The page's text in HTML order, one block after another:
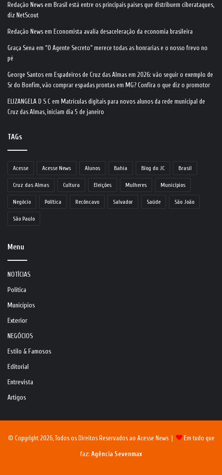
Redação News em Brasil está entre os principais países que distribuem ciberataques,
diz NetScout
Redação News em Economista avalia desaceleração da economia brasileira
Graça Sena em “O Agente Secreto” merece todas as honrarias e o nosso frevo no
pé
George Santos em Espadeiros de Cruz das Almas em 2026: vão seguir o exemplo de
Sr do Bonfim, vão comprar espadas prontas em MG? Confira o que diz o promotor
ELIZANGELA D S C em Matrículas digitais para novos alunos da rede municipal de
Cruz das Almas, iniciam dia 5 de janeiro
TAGs
Acesse Acesse News Alunos Bahia Blog do JC Brasil
Cruz das Almas Cultura Eleições Mulheres Municípios
Negócio Política Recôncavo Salvador Saúde São João
São Paulo
Menu
NOTÍCIAS
Política
Municípios
Exterior
NEGÓCIOS
Estilo & Famosos
Editorial
Entrevista
Artigos
© Copyright 2026, Todos os Direitos Reservados ao Acesse News | Em tudo que
faz: Agência Sevenmax